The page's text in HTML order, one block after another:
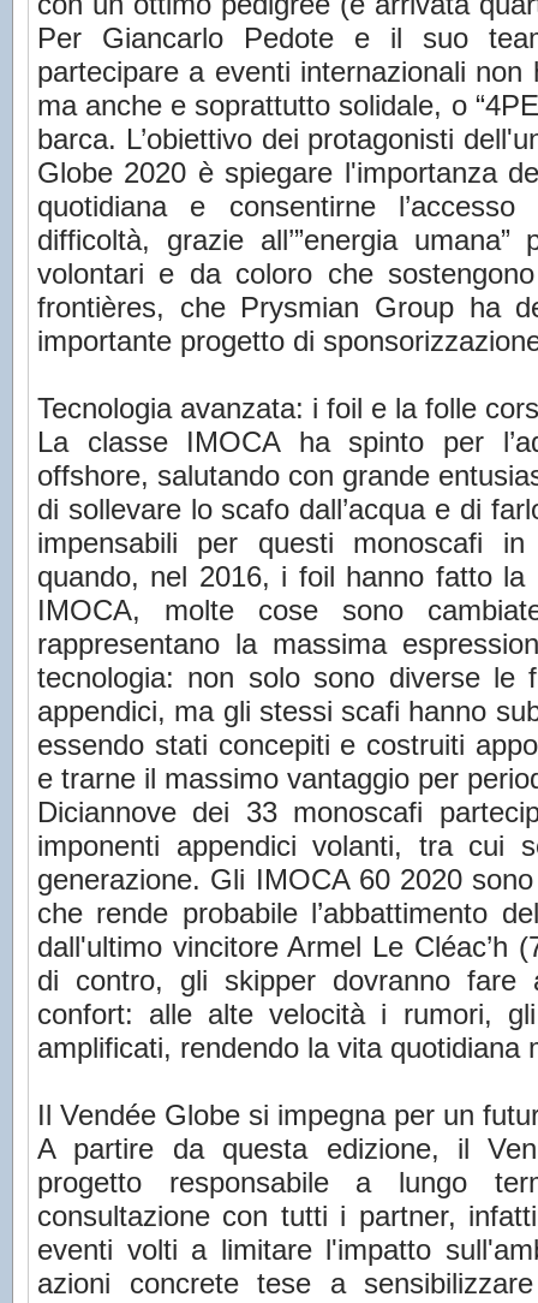
Per Giancarlo Pedote e il suo
partecipare a eventi internazionali
ma anche e soprattutto solidale, o
barca. L’obiettivo dei protagonisti
Globe 2020 è spiegare l'importanza
quotidiana e consentirne
difficoltà, grazie all’”energia
volontari e da coloro che
frontières, che Prysmian Group ha
importante progetto di
Tecnologia avanzata: i foil e la folle
La classe IMOCA ha spinto per
offshore, salutando con grande
di sollevare lo scafo dall’acqua e di
impensabili per questi monoscafi
quando, nel 2016, i foil hanno fatto la
IMOCA, molte cose sono
rappresentano la massima
tecnologia: non solo sono diverse le
appendici, ma gli stessi scafi hanno
essendo stati concepiti e costruiti
e trarne il massimo vantaggio per
Diciannove dei 33 monoscafi
imponenti appendici volanti, tra cui
generazione. Gli IMOCA 60 2020
che rende probabile l’abbattimento
dall'ultimo vincitore Armel Le Cléac’h
di contro, gli skipper dovranno
confort: alle alte velocità i rumori,
amplificati, rendendo la vita quotidiana
Il Vendée Globe si impegna per un
A partire da questa edizione, il
progetto responsabile a lungo
consultazione con tutti i partner,
eventi volti a limitare l'impatto
azioni concrete tese a